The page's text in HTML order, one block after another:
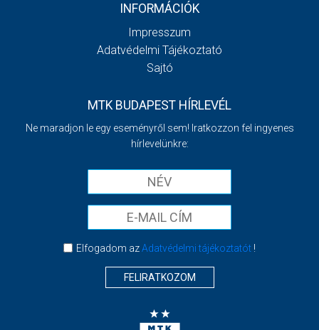
INFORMÁCIÓK
Impresszum
Adatvédelmi Tájékoztató
Sajtó
MTK BUDAPEST HÍRLEVÉL
Ne maradjon le egy eseményről sem! Iratkozzon fel ingyenes
hírlevelünkre:
Elfogadom azAdatvédelmi tájékoztatót!
FELIRATKOZOM